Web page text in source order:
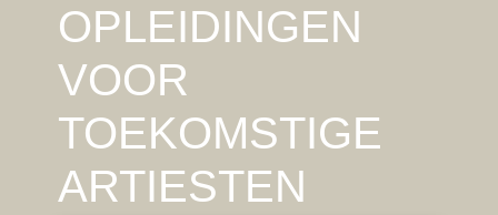
OPLEIDINGEN
VOOR
TOEKOMSTIGE
ARTIESTEN